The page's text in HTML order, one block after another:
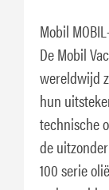
Mobil
De Mobil
wereldwijd
hun
technische
de
100 serie